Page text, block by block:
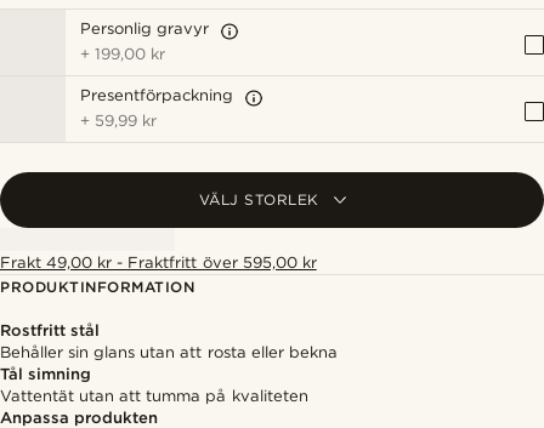
Personlig gravyr
+199,00 kr
Presentförpackning
+ 59,99 kr
VÄLJ STORLEK
Frakt 49,00 kr - Fraktfritt över 595,00 kr
PRODUKTINFORMATION
Rostfritt stål
Behåller sin glans utan att rosta eller bekna
Tål simning
Vattentät utan att tumma på kvaliteten
Anpassa produkten